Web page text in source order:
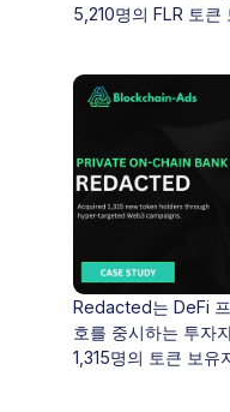
5,210명의 FLR 토큰
Redacted는 DeFi
호를 중시하는 투자
1,315명의 토큰 보유